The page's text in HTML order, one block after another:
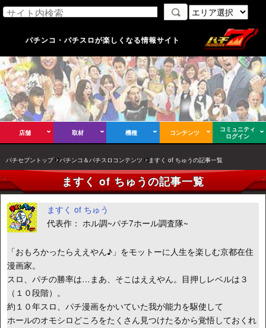
パチンコ・パチスロが楽しくなる情報サイト
店舗 取材 機種 コンテンツ
コミュニティ
ログイン
パチセブントップ パチンコ＆パチスロコンテンツ ますく of ちゅうの記事一覧
ますく of ちゅうの記事一覧
ますく of ちゅう
代表作： ホル調~パチ7ホール調査隊~
「おもろかったらええやん♪」をモットーに人生を楽しむ京都在住
漫画家。
スロ、パチの勝率は…まあ、そこはええやん。目押しレベルは３
（１０段階）。
約１０年スロ、パチ漫画をかいていた我が能力を駆使して
ホールのオモシロどころをたくさん見つけたるから覚悟しておくれ